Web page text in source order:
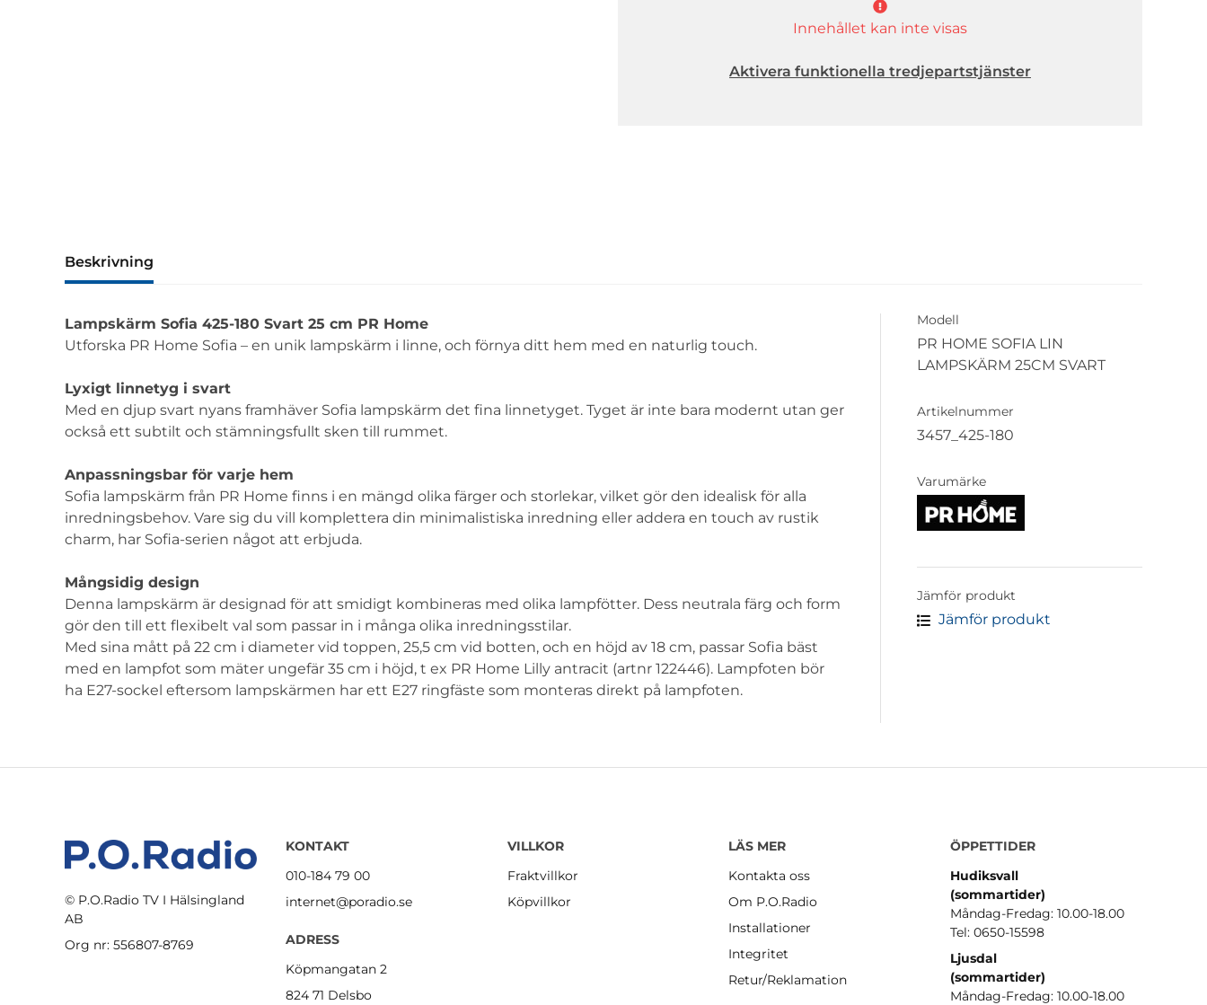
Innehållet kan inte visas
Aktivera funktionella tredjepartstjänster
Beskrivning
Lampskärm Sofia 425-180 Svart 25 cm PR Home
Utforska PR Home Sofia – en unik lampskärm i linne, och förnya ditt hem med en naturlig touch.
Lyxigt linnetyg i svart
Med en djup svart nyans framhäver Sofia lampskärm det fina linnetyget. Tyget är inte bara modernt utan ger
också ett subtilt och stämningsfullt sken till rummet.
Anpassningsbar för varje hem
Sofia lampskärm från PR Home finns i en mängd olika färger och storlekar, vilket gör den idealisk för alla
inredningsbehov. Vare sig du vill komplettera din minimalistiska inredning eller addera en touch av rustik
charm, har Sofia-serien något att erbjuda.
Mångsidig design
Denna lampskärm är designad för att smidigt kombineras med olika lampfötter. Dess neutrala färg och form
gör den till ett flexibelt val som passar in i många olika inredningsstilar.
Med sina mått på 22 cm i diameter vid toppen, 25,5 cm vid botten, och en höjd av 18 cm, passar Sofia bäst
med en lampfot som mäter ungefär 35 cm i höjd, t ex PR Home Lilly antracit (artnr 122446). Lampfoten bör
ha E27-sockel eftersom lampskärmen har ett E27 ringfäste som monteras direkt på lampfoten.
Modell
PR HOME SOFIA LIN
LAMPSKÄRM 25CM SVART
Artikelnummer
3457_425-180
Varumärke
Jämför produkt
Jämför produkt
© P.O.Radio TV I Hälsingland
AB
Org nr: 556807-8769
KONTAKT
010-184 79 00
internet@poradio.se
ADRESS
Köpmangatan 2
824 71 Delsbo
VILLKOR
Fraktvillkor
Köpvillkor
LÄS MER
Kontakta oss
Om P.O.Radio
Installationer
Integritet
Retur/Reklamation
ÖPPETTIDER
Hudiksvall
(sommartider)
Måndag-Fredag: 10.00-18.00
Tel: 0650-15598
Ljusdal
(sommartider)
Måndag-Fredag: 10.00-18.00